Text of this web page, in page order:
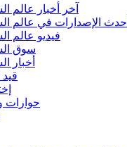
آخر أخبار عالم
أحدث الإصدارات في عالم
فيديو عالم
سوق
أخبار
قيد
حوارات و